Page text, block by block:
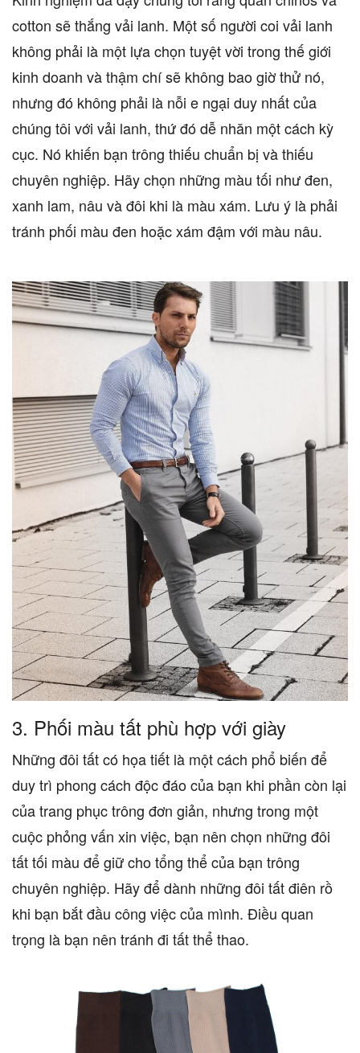
cotton sẽ thắng vải lanh. Một số người coi vải lanh
không phải là một lựa chọn tuyệt vời trong thế giới
kinh doanh và thậm chí sẽ không bao giờ thử nó,
nhưng đó không phải là nỗi e ngại duy nhất của
chúng tôi với vải lanh, thứ đó dễ nhăn một cách kỳ
cục. Nó khiến bạn trông thiếu chuẩn bị và thiếu
chuyên nghiệp. Hãy chọn những màu tối như đen,
xanh lam, nâu và đôi khi là màu xám. Lưu ý là phải
tránh phối màu đen hoặc xám đậm với màu nâu.
3. Phối màu tất phù hợp với giày
Những đôi tất có họa tiết là một cách phổ biến để
duy trì phong cách độc đáo của bạn khi phần còn lại
của trang phục trông đơn giản, nhưng trong một
cuộc phỏng vấn xin việc, bạn nên chọn những đôi
tất tối màu để giữ cho tổng thể của bạn trông
chuyên nghiệp. Hãy để dành những đôi tất điên rồ
khi bạn bắt đầu công việc của mình. Điều quan
trọng là bạn nên tránh đi tất thể thao.